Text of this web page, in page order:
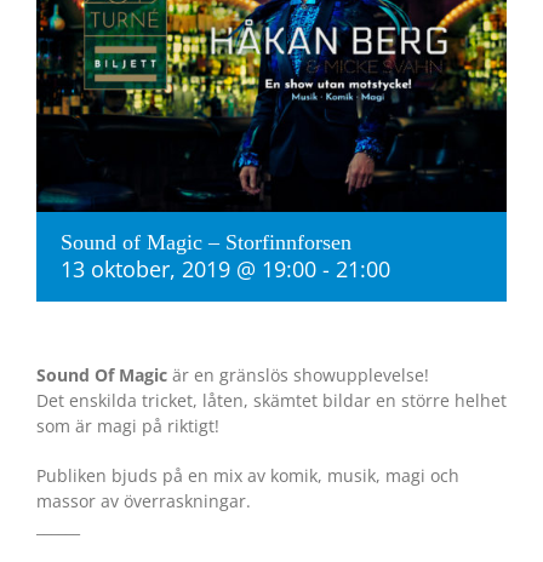
Sound of Magic – Storfinnforsen
13 oktober, 2019 @ 19:00 - 21:00
Sound Of Magic är en gränslös showupplevelse!
Det enskilda tricket, låten, skämtet bildar en större helhet
som är magi på riktigt!
Publiken bjuds på en mix av komik, musik, magi och
massor av överraskningar.